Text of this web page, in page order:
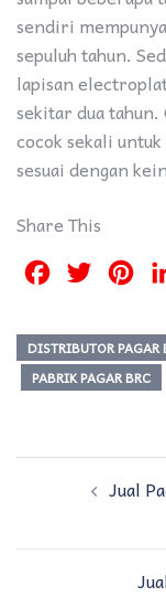
sendiri
sepuluh tahun.
lapisan
sekitar dua
cocok sekali
sesuai dengan
Share This
FacebookTwitter
DISTRIBUTOR PAGAR
PABRIK PAGAR BRC
navigation
Jual